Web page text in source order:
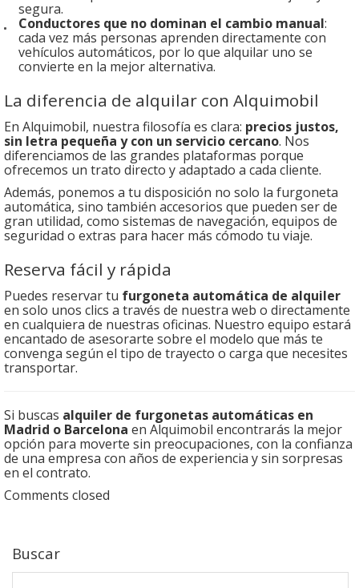
segura.
Conductores que no dominan el cambio manual:
cada vez más personas aprenden directamente con
vehículos automáticos, por lo que alquilar uno se
convierte en la mejor alternativa.
La diferencia de alquilar con Alquimobil
En Alquimobil, nuestra filosofía es clara: precios justos,
sin letra pequeña y con un servicio cercano. Nos
diferenciamos de las grandes plataformas porque
ofrecemos un trato directo y adaptado a cada cliente.
Además, ponemos a tu disposición no solo la furgoneta
automática, sino también accesorios que pueden ser de
gran utilidad, como sistemas de navegación, equipos de
seguridad o extras para hacer más cómodo tu viaje.
Reserva fácil y rápida
Puedes reservar tu furgoneta automática de alquiler
en solo unos clics a través de nuestra web o directamente
en cualquiera de nuestras oficinas. Nuestro equipo estará
encantado de asesorarte sobre el modelo que más te
convenga según el tipo de trayecto o carga que necesites
transportar.
Si buscas alquiler de furgonetas automáticas en
Madrid o Barcelona en Alquimobil encontrarás la mejor
opción para moverte sin preocupaciones, con la confianza
de una empresa con años de experiencia y sin sorpresas
en el contrato.
Comments closed
Buscar